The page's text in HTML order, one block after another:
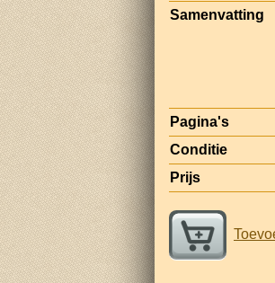
Samenvatting
Pagina's
Conditie
Prijs